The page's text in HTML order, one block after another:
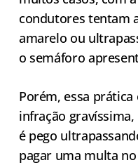
condutores tentam
amarelo ou
o semáforo
Porém, essa
infração
é pego
pagar uma multa no